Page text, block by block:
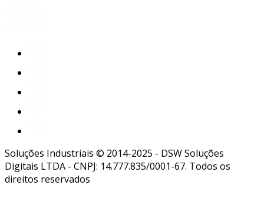
Soluções Industriais © 2014-2025 - DSW Soluções
Digitais LTDA - CNPJ: 14.777.835/0001-67. Todos os
direitos reservados